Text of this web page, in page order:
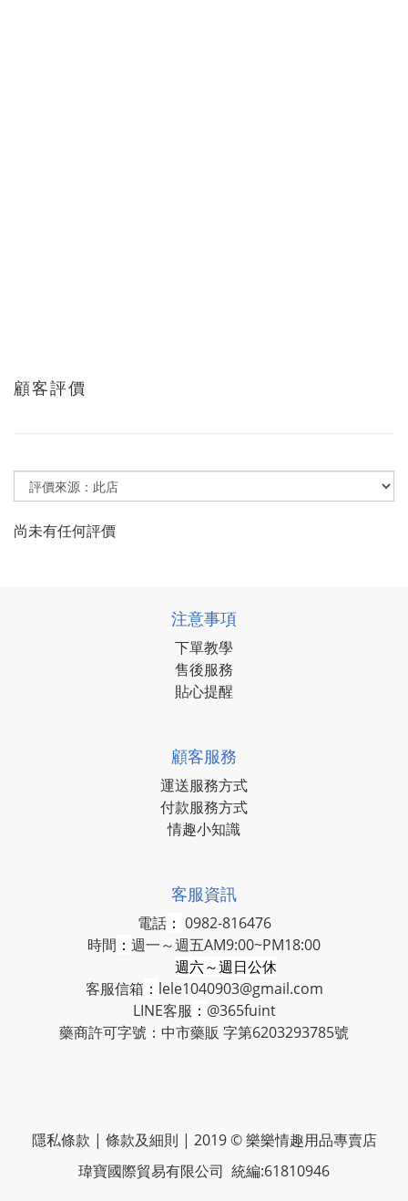
顧客評價
尚未有任何評價
注意事項
下單教學
售後服務
貼心提醒
顧客服務
運送服務方式
付款服務方式
情趣小知識
客服資訊
電話： 0982-816476
時間 ： 週一～週五AM9:00~PM18:00
週六～週日公休
客服信箱 ： lele1040903@gmail.com
LINE客服 ： @365fuint
藥商許可字號：中市藥販 字第6203293785號
隱私條款 | 條款及細則 | 2019 © 樂樂情趣用品專賣店
瑋寶國際貿易有限公司 統編:61810946